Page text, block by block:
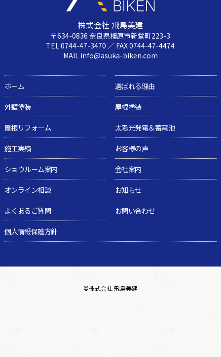
株式会社 飛鳥美建
〒634-0836 奈良県橿原市新堂町223-3
TEL 0744-47-3470 ／ FAX 0744-47-4474
MAIL info@asuka-biken.com
ホーム
選ばれる理由
外壁塗装
屋根塗装
屋根リフォーム
太陽光発電＆蓄電池
施工実績
お客様の声
ショウルーム案内
会社案内
オンライン相談
お知らせ
よくあるご質問
お問い合わせ
個人情報保護方針
©株式会社 飛鳥美建